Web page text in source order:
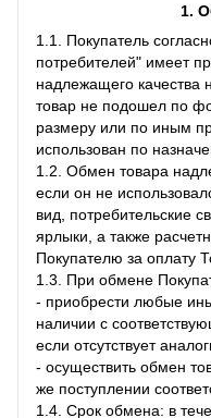
1.
1.1. Покупатель
потребителей" имеет
надлежащего качества
товар не подошел по
размеру или по иным
использован по
1.2. Обмен товара
если он не
вид, потребительские
ярлыки, а также
Покупателю за оплату
1.3. При обмене
- приобрести любые
наличии с
если отсутствует
- осуществить обмен
же поступлении
1.4. Срок обмена: в